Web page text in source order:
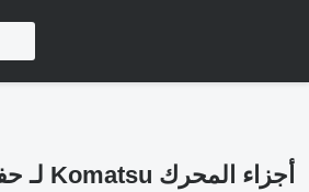
أجزاء المحرك Komatsu لـ حفارة